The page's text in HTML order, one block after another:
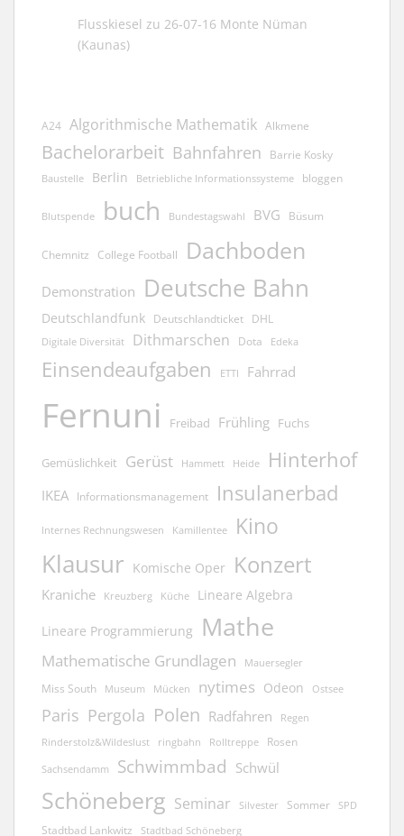
Flusskiesel zu 26-07-16 Monte Nüman
(Kaunas)
A24 Algorithmische Mathematik Alkmene
Bachelorarbeit Bahnfahren Barrie Kosky
Baustelle Berlin Betriebliche Informationssysteme bloggen
Blutspende buch Bundestagswahl BVG Büsum
Chemnitz College Football Dachboden
Demonstration Deutsche Bahn
Deutschlandfunk Deutschlandticket DHL
Digitale Diversität Dithmarschen Dota Edeka
Einsendeaufgaben ETTI Fahrrad
Fernuni Freibad Frühling Fuchs
Gemüslichkeit Gerüst Hammett Heide Hinterhof
IKEA Informationsmanagement Insulanerbad
Internes Rechnungswesen Kamillentee Kino
Klausur Komische Oper Konzert
Kraniche Kreuzberg Küche Lineare Algebra
Lineare Programmierung Mathe
Mathematische Grundlagen Mauersegler
Miss South Museum Mücken nytimes Odeon Ostsee
Paris Pergola Polen Radfahren Regen
Rinderstolz&Wildeslust ringbahn Rolltreppe Rosen
Sachsendamm Schwimmbad Schwül
Schöneberg Seminar Silvester Sommer SPD
Stadtbad Lankwitz Stadtbad Schöneberg